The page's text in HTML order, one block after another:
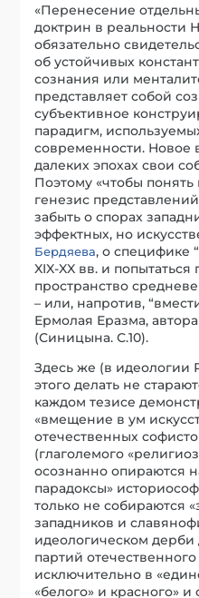
«Перенесение
доктрин в реальности
обязательно
об устойчивых
сознания или
представляет собой
субъективное
парадигм,
современности. Новое
далеких эпохах свои
Поэтому «чтобы
генезис
забыть о спорах
эффектных, но
Бердяева, о специфике
XIX-XX вв. и попытаться
пространство
– или, напротив,
Ермолая Еразма,
(Синицына. С.10).
Здесь же (в идеологии
этого делать не
каждом тезисе
«вмещение в ум
отечественных
(глаголемого
осознанно опираются
парадоксы»
только не собираются
западников и
идеологическом дерби
партий
исключительно в
«белого» и красного»